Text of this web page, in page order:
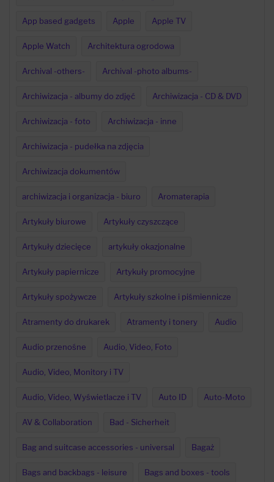
App based gadgets Apple Apple TV
Apple Watch Architektura ogrodowa
Archival -others- Archival -photo albums-
Archiwizacja - albumy do zdjęć Archiwizacja - CD & DVD
Archiwizacja - foto Archiwizacja - inne
Archiwizacja - pudełka na zdjęcia
Archiwizacja dokumentów
archiwizacja i organizacja - biuro Aromaterapia
Artykuły biurowe Artykuły czyszczące
Artykuły dziecięce artykuły okazjonalne
Artykuły papiernicze Artykuły promocyjne
Artykuły spożywcze Artykuły szkolne i piśmiennicze
Atramenty do drukarek Atramenty i tonery Audio
Audio przenośne Audio, Video, Foto
Audio, Video, Monitory i TV
Audio, Video, Wyświetlacze i TV Auto ID Auto-Moto
AV & Collaboration Bad - Sicherheit
Bag and suitcase accessories - universal Bagaż
Bags and backbags - leisure Bags and boxes - tools